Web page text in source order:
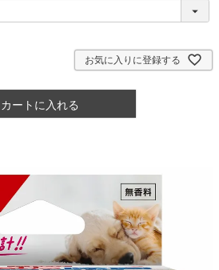
お気に入りに登録する
カートに入れる